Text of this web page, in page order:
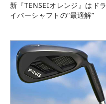
新『TENSEIオレンジ』はドラ
イバーシャフトの“最適解”